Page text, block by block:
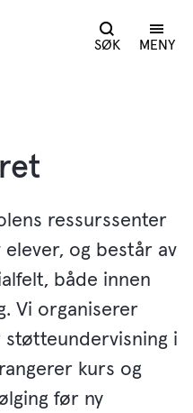
SØK MENY
ressurssenter
og består av
både innen
Vi organiserer
i
kurs og
før ny